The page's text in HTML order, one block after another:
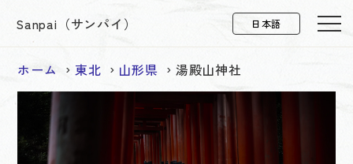
Sanpai（サンパイ）
ホーム 東北 山形県 湯殿山神社